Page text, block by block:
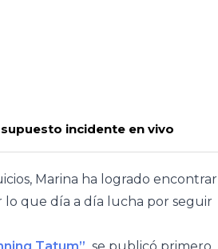
incidente en vivo
Marina ha logrado encontrar
lo que día a día lucha por seguir
Tatum” se publicó primero